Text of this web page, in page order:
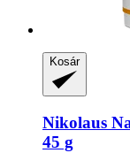
Kosár
Nikolaus
45 g